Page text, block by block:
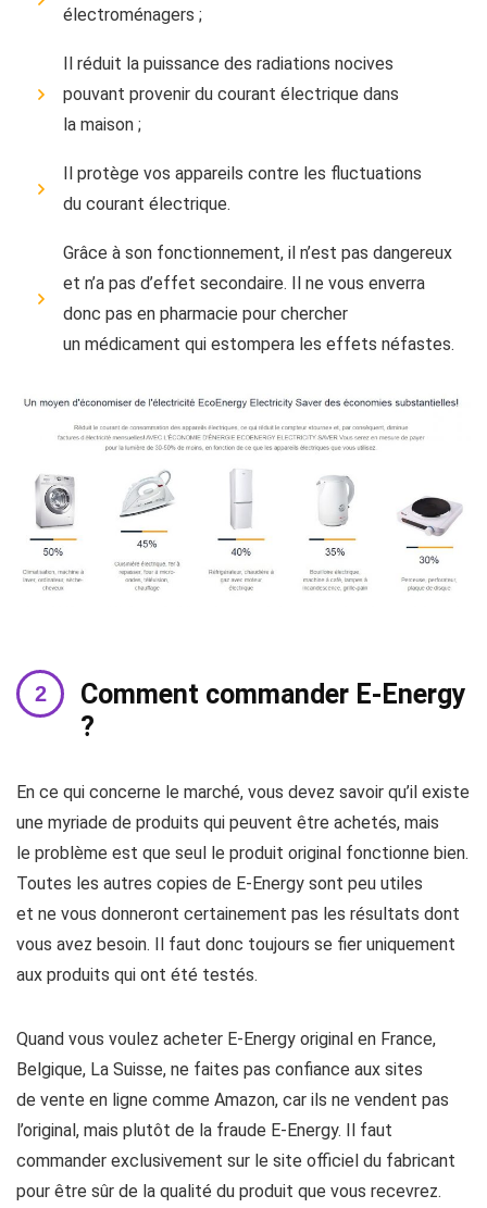
électroménagers ;
Il réduit la puissance des radiations nocives
pouvant provenir du courant électrique dans
la maison ;
Il protège vos appareils contre les fluctuations
du courant électrique.
Grâce à son fonctionnement, il n’est pas dangereux
et n’a pas d’effet secondaire. Il ne vous enverra
donc pas en pharmacie pour chercher
un médicament qui estompera les effets néfastes.
Comment commander E-Energy
?
En ce qui concerne le marché, vous devez savoir qu’il existe
une myriade de produits qui peuvent être achetés, mais
le problème est que seul le produit original fonctionne bien.
Toutes les autres copies de E-Energy sont peu utiles
et ne vous donneront certainement pas les résultats dont
vous avez besoin. Il faut donc toujours se fier uniquement
aux produits qui ont été testés.
Quand vous voulez acheter E-Energy original en France,
Belgique, La Suisse, ne faites pas confiance aux sites
de vente en ligne comme Amazon, car ils ne vendent pas
l’original, mais plutôt de la fraude E-Energy. Il faut
commander exclusivement sur le site officiel du fabricant
pour être sûr de la qualité du produit que vous recevrez.